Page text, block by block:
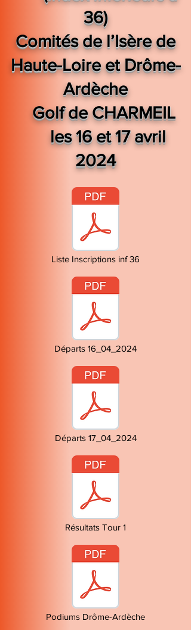
36)
Comités de l’Isère de
Haute-Loire et Drôme-
Ardèche
Golf de CHARMEIL
les 16 et 17 avril
2024
Liste Inscriptions inf 36
Départs 16_04_2024
Départs 17_04_2024
Résultats Tour 1
Podiums Drôme-Ardèche